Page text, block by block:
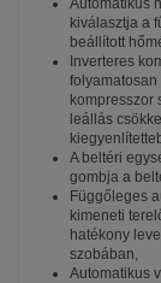
Automatikus
kiválasztja a
beállított
Inverteres
kompresszor
leállás
A beltéri
gombja a
Függőleges
kimeneti
hatékony
szobában,
Automatikus